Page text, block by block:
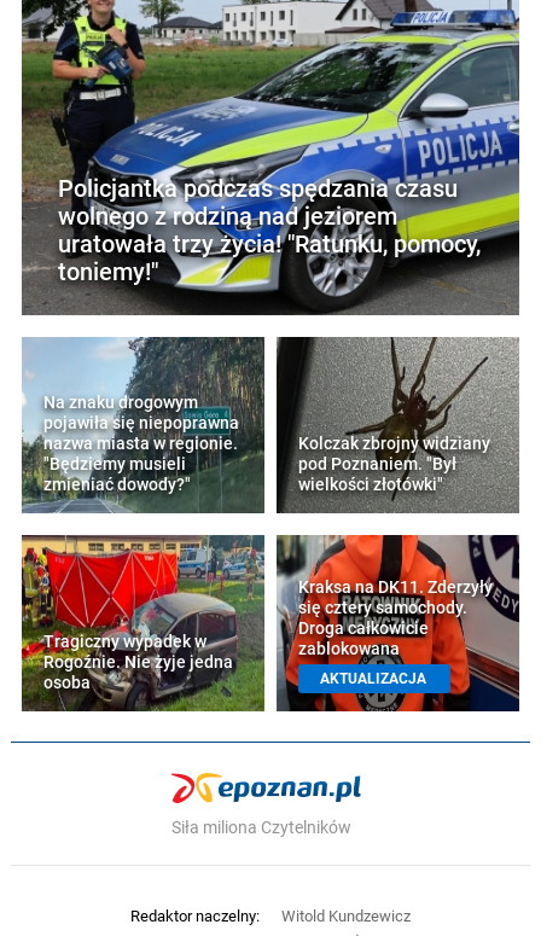
Policjantka podczas spędzania czasu
wolnego z rodziną nad jeziorem
uratowała trzy życia! "Ratunku, pomocy,
toniemy!"
Na znaku drogowym
pojawiła się niepoprawna
nazwa miasta w regionie.
"Będziemy musieli
zmieniać dowody?"
Kolczak zbrojny widziany
pod Poznaniem. "Był
wielkości złotówki"
Tragiczny wypadek w
Rogoźnie. Nie żyje jedna
osoba
Kraksa na DK11. Zderzyły
się cztery samochody.
Droga całkowicie
zablokowana
AKTUALIZACJA
Siła miliona Czytelników
Redaktor naczelny:
Witold Kundzewicz